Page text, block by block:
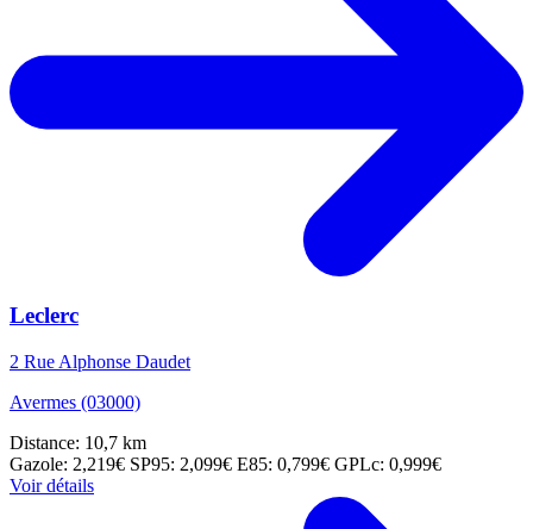
Leclerc
2 Rue Alphonse Daudet
Avermes (03000)
Distance: 10,7 km
Gazole: 2,219€ SP95: 2,099€ E85: 0,799€ GPLc: 0,999€
Voir détails